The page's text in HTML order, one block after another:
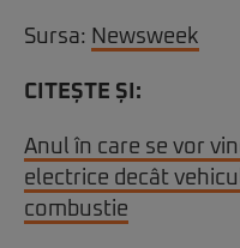
Sursa: Newsweek
CITEȘTE ȘI:
Anul în care se vor
electrice decât
combustie